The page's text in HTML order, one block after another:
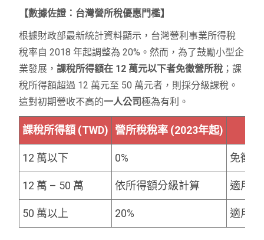
【數據佐證：台灣營所稅優惠門檻】
根據財政部最新統計資料顯示，台灣營利事業所得稅
稅率自 2018 年起調整為 20%。然而，為了鼓勵小型企
業發展，課稅所得額在 12 萬元以下者免徵營所稅 ；課
稅所得額超過 12 萬元至 50 萬元者，則採分級課稅。
這對初期營收不高的一人公司極為有利。
課稅所得額 (TWD) 營所稅稅率 (2023年起)
12 萬以下 0% 免徵
12 萬 – 50 萬 依所得額分級計算 適用
50 萬以上 20% 適用